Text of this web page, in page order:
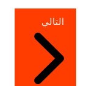
التالي